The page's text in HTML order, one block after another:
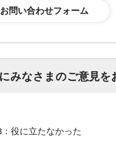
みなさまのご意見を
：役に立たなかった